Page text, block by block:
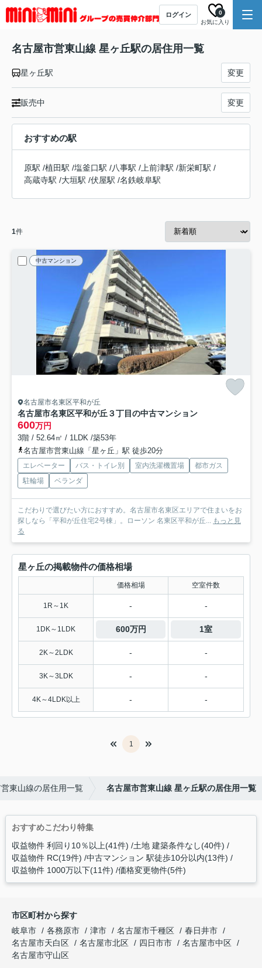
ログイン
お気に入り
0
名古屋市営東山線 星ヶ丘駅の居住用一覧
星ヶ丘駅 変更
販売中 変更
おすすめの駅
原駅 /植田駅 /塩釜口駅 /八事駅 / 上前津駅 /新栄町駅 /
高蔵寺駅 /大垣駅 /伏屋駅 /名鉄岐阜駅
1件
中古マンション
名古屋市名東区平和が丘
名古屋市名東区平和が丘３丁目の中古マンション
600万円
3階 / 52.64㎡ / 1LDK /築53年
名古屋市営東山線「星ヶ丘」駅 徒歩20分
エレベーター バス・トイレ別 室内洗濯機置場
都市ガス
駐輪場
ベランダ
こだわりで選びたい方におすすめ。名古屋市名東区エリアで住まいをお
探しなら「平和が丘住宅2号棟」。ローソン 名東区平和が丘... もっと見
る
星ヶ丘の掲載物件の価格相場
価格相場 空室件数
1R～1K - -
1DK～1LDK 600万円 1室
2K～2LDK - -
3K～3LDK - -
4K～4LDK以上 - -
1
東山線の居住用一覧 名古屋市営東山線 星ヶ丘駅の居住用一覧
おすすめこだわり特集
収益物件 利回り10％以上(41件) 土地 建築条件なし(40件)
収益物件 RC(19件) 中古マンション 駅徒歩10分以内(13件)
収益物件 1000万以下(11件) 価格変更物件(5件)
市区町村から探す
岐阜市
各務原市 津市 名古屋市千種区
春日井市
名古屋市天白区
名古屋市北区 四日市市
名古屋市中区
名古屋市守山区